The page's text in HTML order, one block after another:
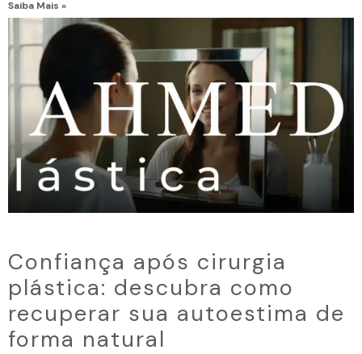
Saiba Mais »
Confiança após cirurgia
plástica: descubra como
recuperar sua autoestima de
forma natural